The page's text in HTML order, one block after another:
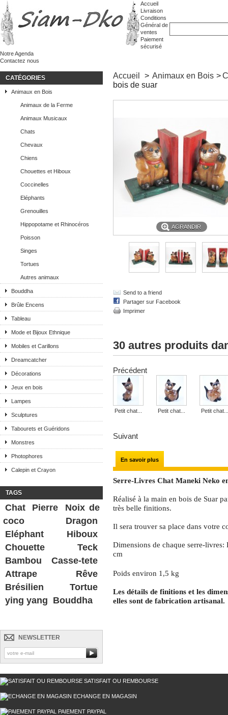
Accueil
Livraison
Conditions
Général de
ventes
Paiement
sécurisé
Notre Agenda
Contactez nous
CATÉGORIES
Animaux en Bois
Animaux de la Ferme
Animaux Musicaux
Chats
Chevaux
Chiens
Chouettes et Hiboux
Coccinelles
Eléphants
Grenouilles
Hippopotame et Rhinocéros
Poisson
Singes
Tortues
Autres animaux
Bouddha
Brûle Encens
Tableau
Mode et Bijoux Ethnique
Mobiles et Carillons
Dreamcatcher
Décorations
Jeux en bois
Lampes
Sculptures
Tabourets et Guéridons
Monstres
Photophores
Calepin et Crayon
TAGS
Chat Pierre
Noix de
coco
Dragon
Eléphant
Hiboux
Chouette
Teck
Bambou
Casse-tete
Attrape Rêve
Brésilien
Tortue
ying yang Bouddha
NEWSLETTER
Accueil > Animaux en Bois >
bois de suar
AGRANDIR
Send to a friend
Partager sur Facebook
Imprimer
30 autres produits
Précédent
Petit chat... Petit chat... Petit chat...
Suivant
En savoir plus
Serre-Livres Chat Maneki Neko
Réalisé à la main en bois de Suar
très belle finitions.
Il sera trouver sa place dans votre
Dimensions de chaque serre-
cm
Poids environ 1,5 kg
Les détails de finitions et les
elles sont de fabrication artisanal.
SATISFAIT OU REMBOURSE
ECHANGE EN MAGASIN
PAIEMENT PAYPAL